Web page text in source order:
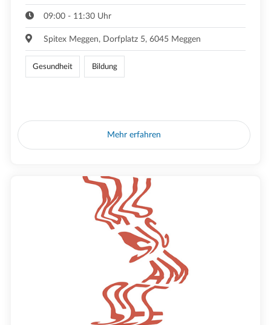
09:00 - 11:30 Uhr
Spitex Meggen, Dorfplatz 5, 6045 Meggen
Gesundheit Bildung
Mehr erfahren